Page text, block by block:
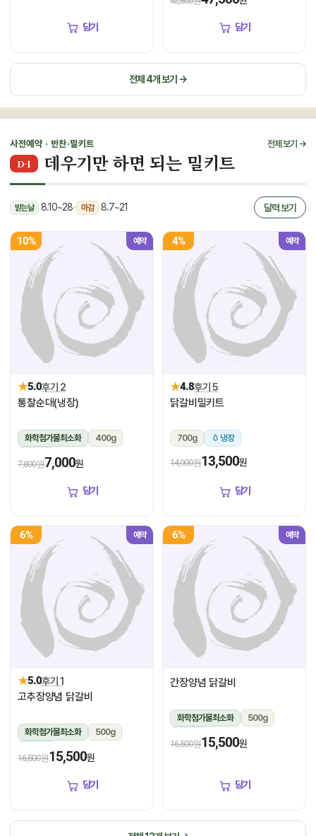
담기 담기
전체 4개 보기 →
사전예약 · 반찬·밀키트 전체 보기 →
D-1 데우기만 하면 되는 밀키트
받는날 8.10~28· 마감 8.7~21 달력 보기
10% 예약
★5.0후기 2
통찰순대(냉장)
화학첨가물최소화
400g
냉장
7,800원7,000원
담기
4% 예약
★4.8후기 5
닭갈비밀키트
700g 냉장
14,000원13,500원
담기
6% 예약
★5.0후기 1
고추장양념 닭갈비
화학첨가물최소화
500g
16,500원15,500원
담기
6% 예약
간장양념 닭갈비
화학첨가물최소화
500g
16,500원15,500원
담기